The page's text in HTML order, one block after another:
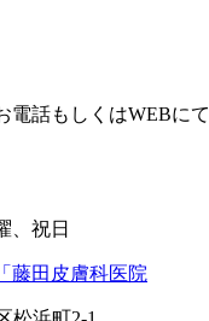
話もしくはWEBにて
、祝日